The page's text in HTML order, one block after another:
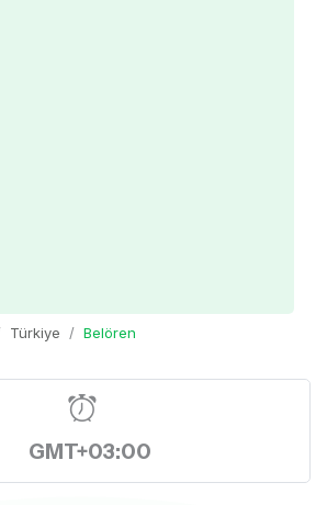
Türkiye Belören
GMT+03:00